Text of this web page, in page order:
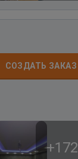
СОЗДАТЬ ЗАКАЗ
+172